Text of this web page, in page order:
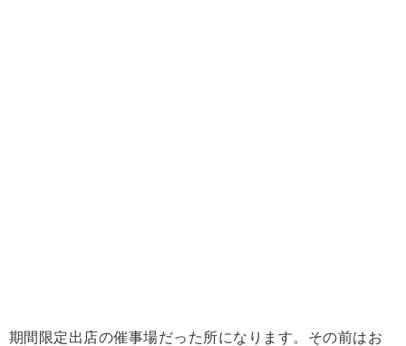
期間限定出店の催事場だった所になります。その前はお